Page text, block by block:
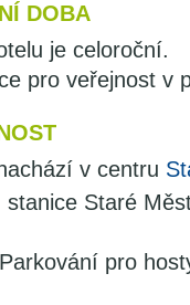
DOBA
je celoroční.
pro veřejnost v
v centru
stanice Staré
pro